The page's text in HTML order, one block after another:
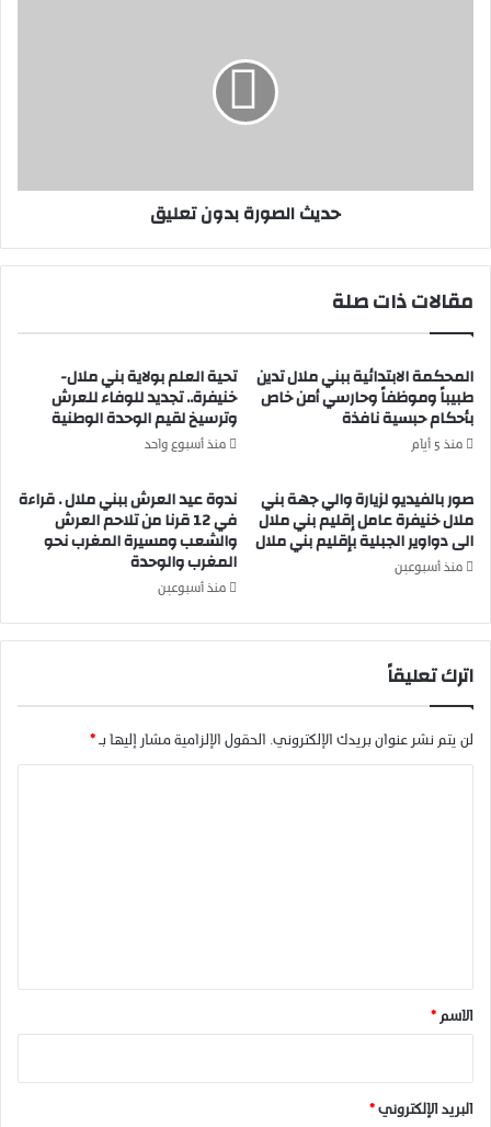
ح
ل
س
ا
ن
ر
ن
ل
ي
ق
حديث الصورة بدون تعليق
مقالات ذات صلة
المحكمة الابتدائية ببني ملال تدين
طبيباً وموظفاً وحارسي أمن خاص
بأحكام حبسية نافذة
منذ 5 أيام
تحية العلم بولاية بني ملال-
خنيفرة.. تجديد للوفاء للعرش
وترسيخ لقيم الوحدة الوطنية
منذ أسبوع واحد
صور بالفيديو لزيارة والي جهة بني
ملال خنيفرة عامل إقليم بني ملال
الى دواوير الجبلية بإقليم بني ملال
منذ أسبوعين
ندوة عيد العرش ببني ملال . قراءة
في 12 قرنا من تلاحم العرش
والشعب ومسيرة المغرب نحو
المغرب والوحدة
منذ أسبوعين
اترك تعليقاً
لن يتم نشر عنوان بريدك الإلكتروني. الحقول الإلزامية مشار إليها بـ *
*الاسم *
البريد الإلكتروني *